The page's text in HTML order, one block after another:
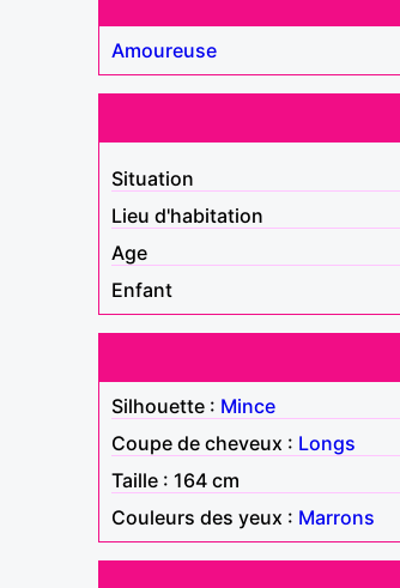
Amoureuse
Situation
Lieu d'habitation
Age
Enfant
Silhouette : Mince
Coupe de cheveux : Longs
Taille : 164 cm
Couleurs des yeux : Marrons